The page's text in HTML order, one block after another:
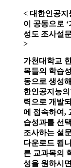
< 대한인공
이 공동으로
성도 조사설
>
가천대학교
목들의 학습
동으로 생성
한인공지능
력으로 개발
에 접속하여,
습성과를 선
조사하는 설
다운로드 됩
른 교과목의
성을 원하시